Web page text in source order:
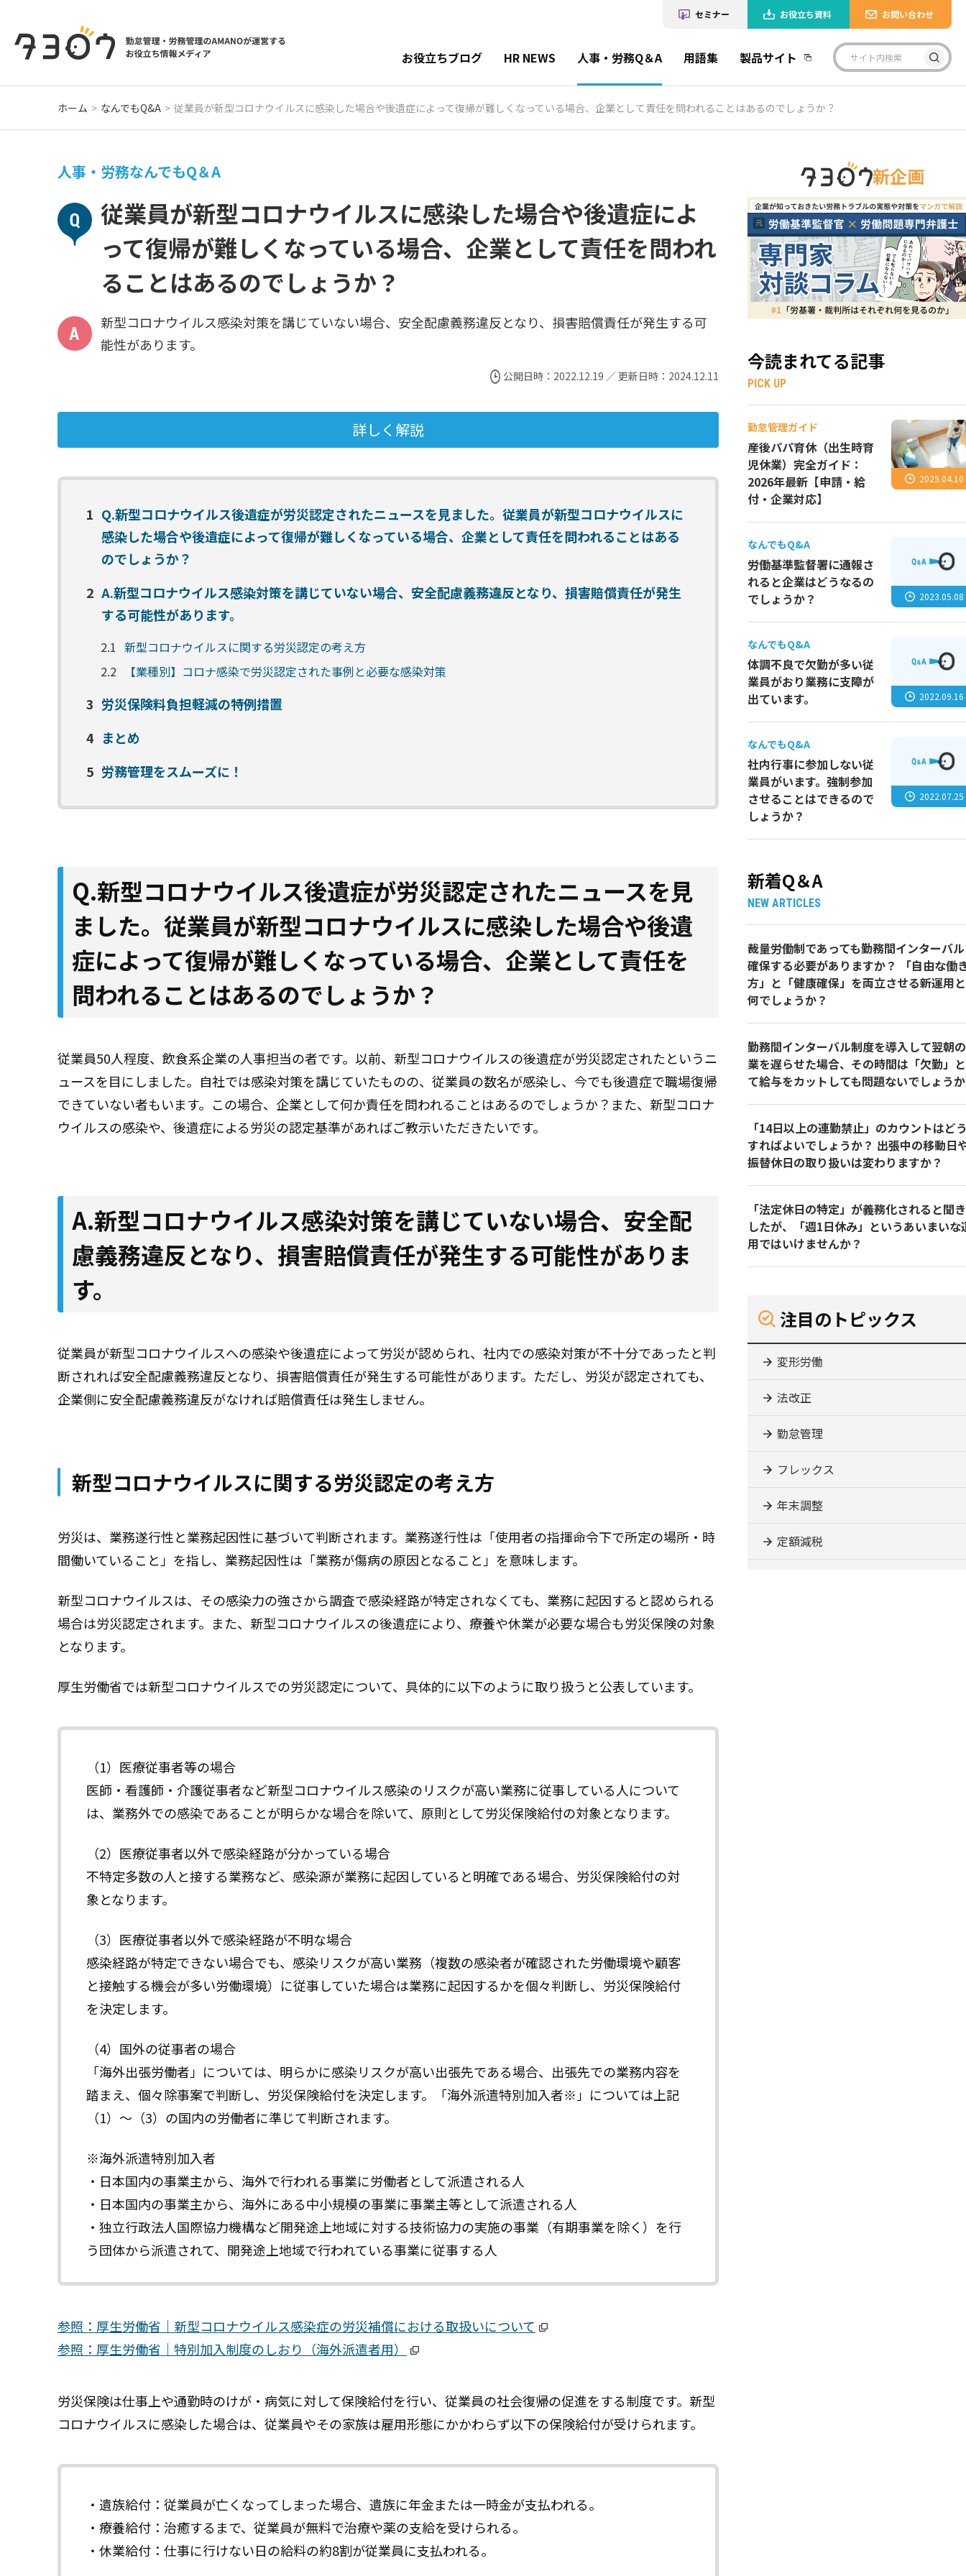
お役立ちブログ HR NEWS 人事・労務Q＆A 用語集 製品サイト
セミナー お役立ち資料 お問い合わせ
ホーム なんでもQ&A 従業員が新型コロナウイルスに感染した場合や後遺症によって復帰が難しくなっている場合、企業として責任を問われることはあるのでしょうか？
人事・労務なんでもQ＆A
従業員が新型コロナウイルスに感染した場合や後遺症によ
って復帰が難しくなっている場合、企業として責任を問われ
ることはあるのでしょうか？
新型コロナウイルス感染対策を講じていない場合、安全配慮義務違反となり、損害賠償責任が発生する可
能性があります。
公開日時：2022.12.19 ／ 更新日時：2024.12.11
詳しく解説
1 Q.新型コロナウイルス後遺症が労災認定されたニュースを見ました。従業員が新型コロナウイルスに
感染した場合や後遺症によって復帰が難しくなっている場合、企業として責任を問われることはある
のでしょうか？
2 A.新型コロナウイルス感染対策を講じていない場合、安全配慮義務違反となり、損害賠償責任が発生
する可能性があります。
2.1 新型コロナウイルスに関する労災認定の考え方
2.2
【業種別】コロナ感染で労災認定された事例と必要な感染対策
3 労災保険料負担軽減の特例措置
4 まとめ
5 労務管理をスムーズに！
Q.新型コロナウイルス後遺症が労災認定されたニュースを見
ました。従業員が新型コロナウイルスに感染した場合や後遺
症によって復帰が難しくなっている場合、企業として責任を
問われることはあるのでしょうか？
従業員50人程度、飲食系企業の人事担当の者です。以前、新型コロナウイルスの後遺症が労災認定されたというニ
ュースを目にしました。自社では感染対策を講じていたものの、従業員の数名が感染し、今でも後遺症で職場復帰
できていない者もいます。この場合、企業として何か責任を問われることはあるのでしょうか？また、新型コロナ
ウイルスの感染や、後遺症による労災の認定基準があればご教示いただきたいです。
A.新型コロナウイルス感染対策を講じていない場合、安全配
慮義務違反となり、損害賠償責任が発生する可能性がありま
す。
従業員が新型コロナウイルスへの感染や後遺症によって労災が認められ、社内での感染対策が不十分であったと判
断されれば安全配慮義務違反となり、損害賠償責任が発生する可能性があります。ただし、労災が認定されても、
企業側に安全配慮義務違反がなければ賠償責任は発生しません。
新型コロナウイルスに関する労災認定の考え方
労災は、業務遂行性と業務起因性に基づいて判断されます。業務遂行性は「使用者の指揮命令下で所定の場所・時
間働いていること」を指し、業務起因性は「業務が傷病の原因となること」を意味します。
新型コロナウイルスは、その感染力の強さから調査で感染経路が特定されなくても、業務に起因すると認められる
場合は労災認定されます。また、新型コロナウイルスの後遺症により、療養や休業が必要な場合も労災保険の対象
となります。
厚生労働省では新型コロナウイルスでの労災認定について、具体的に以下のように取り扱うと公表しています。
（1）医療従事者等の場合
医師・看護師・介護従事者など新型コロナウイルス感染のリスクが高い業務に従事している人について
は、業務外での感染であることが明らかな場合を除いて、原則として労災保険給付の対象となります。
（2）医療従事者以外で感染経路が分かっている場合
不特定多数の人と接する業務など、感染源が業務に起因していると明確である場合、労災保険給付の対
象となります。
（3）医療従事者以外で感染経路が不明な場合
感染経路が特定できない場合でも、感染リスクが高い業務（複数の感染者が確認された労働環境や顧客
と接触する機会が多い労働環境）に従事していた場合は業務に起因するかを個々判断し、労災保険給付
を決定します。
（4）国外の従事者の場合
「海外出張労働者」については、明らかに感染リスクが高い出張先である場合、出張先での業務内容を
踏まえ、個々除事案で判断し、労災保険給付を決定します。「海外派遣特別加入者※」については上記
（1）～（3）の国内の労働者に準じて判断されます。
※海外派遣特別加入者
・日本国内の事業主から、海外で行われる事業に労働者として派遣される人
・日本国内の事業主から、海外にある中小規模の事業に事業主等として派遣される人
・独立行政法人国際協力機構など開発途上地域に対する技術協力の実施の事業（有期事業を除く）を行
う団体から派遣されて、開発途上地域で行われている事業に従事する人
参照：厚生労働省｜新型コロナウイルス感染症の労災補償における取扱いについて
参照：厚生労働省｜特別加入制度のしおり（海外派遣者用）
労災保険は仕事上や通勤時のけが・病気に対して保険給付を行い、従業員の社会復帰の促進をする制度です。新型
コロナウイルスに感染した場合は、従業員やその家族は雇用形態にかかわらず以下の保険給付が受けられます。
・遺族給付：従業員が亡くなってしまった場合、遺族に年金または一時金が支払われる。
・療養給付：治癒するまで、従業員が無料で治療や薬の支給を受けられる。
・休業給付：仕事に行けない日の給料の約8割が従業員に支払われる。
新企画
今読まれてる記事
PICK UP
勤怠管理ガイド
産後パパ育休（出生時育
児休業）完全ガイド：
2026年最新【申請・給
付・企業対応】
2025.04.10
なんでもQ&A
労働基準監督署に通報さ
れると企業はどうなるの
でしょうか？
2023.05.08
なんでもQ&A
体調不良で欠勤が多い従
業員がおり業務に支障が
出ています。
2022.09.16
なんでもQ&A
社内行事に参加しない従
業員がいます。強制参加
させることはできるので
しょうか？
2022.07.25
新着Q＆A
NEW ARTICLES
裁量労働制であっても勤務間インターバ
確保する必要がありますか？ 「自由な働
方」と「健康確保」を両立させる新運用
何でしょうか？
勤務間インターバル制度を導入して翌朝
業を遅らせた場合、その時間は「欠勤」
て給与をカットしても問題ないでしょう
「14日以上の連勤禁止」のカウントはど
すればよいでしょうか？ 出張中の移動日
振替休日の取り扱いは変わりますか？
「法定休日の特定」が義務化されると聞
したが、「週1日休み」というあいまいな
用ではいけませんか？
注目のトピックス
変形労働
法改正
勤怠管理
フレックス
年末調整
定額減税